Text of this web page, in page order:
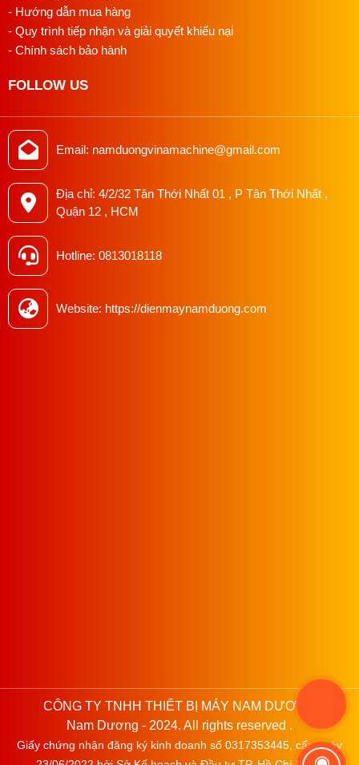
- Hướng dẫn mua hàng
- Quy trình tiếp nhận và giải quyết khiếu nại
- Chính sách bảo hành
FOLLOW US
Email: namduongvinamachine@gmail.com
Địa chỉ: 4/2/32 Tân Thới Nhất 01 , P Tân Thới Nhất ,
Quận 12 , HCM
Hotline: 0813018118
Website: https://dienmaynamduong.com
CÔNG TY TNHH THIẾT BỊ MÁY NAM DƯƠNG
Nam Dương - 2024. All rights reserved .
Giấy chứng nhận đăng ký kinh doanh số 0317353445, cấp ngày